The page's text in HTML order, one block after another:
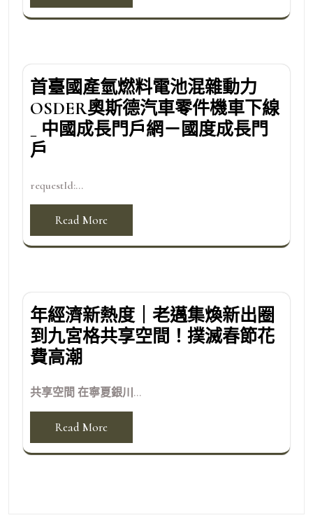
首臺國產氫燃料電池混雜動力
OSDER奧斯德汽車零件機車下線
_ 中國成長門戶網－國度成長門
戶
requestId:...
Read More
年經濟新熱度｜老邁集煥新出圈
到九宮格共享空間！撲滅春節花
費高潮
共享空間 在寧夏銀川...
Read More